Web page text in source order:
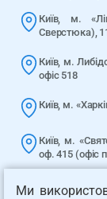
Київ, м.
Сверстюка),
Київ, м.
офіс 518
Київ, м.
Київ, м.
оф. 415 (офіс
Київ, м.
Ми